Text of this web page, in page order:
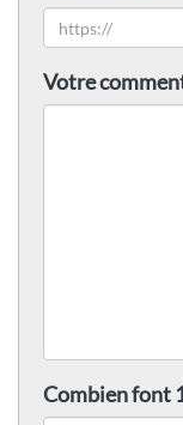
Votre
Combien font